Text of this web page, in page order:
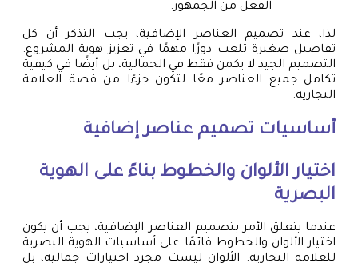
الفعل من الجمهور.
لذا، عند تصميم العناصر الإضافية، يجب التذكر أن كل
تفاصيل صغيرة تلعب دورًا مهمًا في تعزيز هوية المشروع.
التصميم الجيد لا يكمن فقط في الجمالية، بل أيضًا في كيفية
تكامل جميع العناصر معًا لتكون جزءًا من قصة العلامة
التجارية.
أساسيات تصميم عناصر إضافية
اختيار الألوان والخطوط بناءً على الهوية
البصرية
عندما يتعلق الأمر بتصميم العناصر الإضافية، يجب أن يكون
اختيار الألوان والخطوط قائمًا على أساسيات الهوية البصرية
للعلامة التجارية. الألوان ليست مجرد اختيارات جمالية، بل